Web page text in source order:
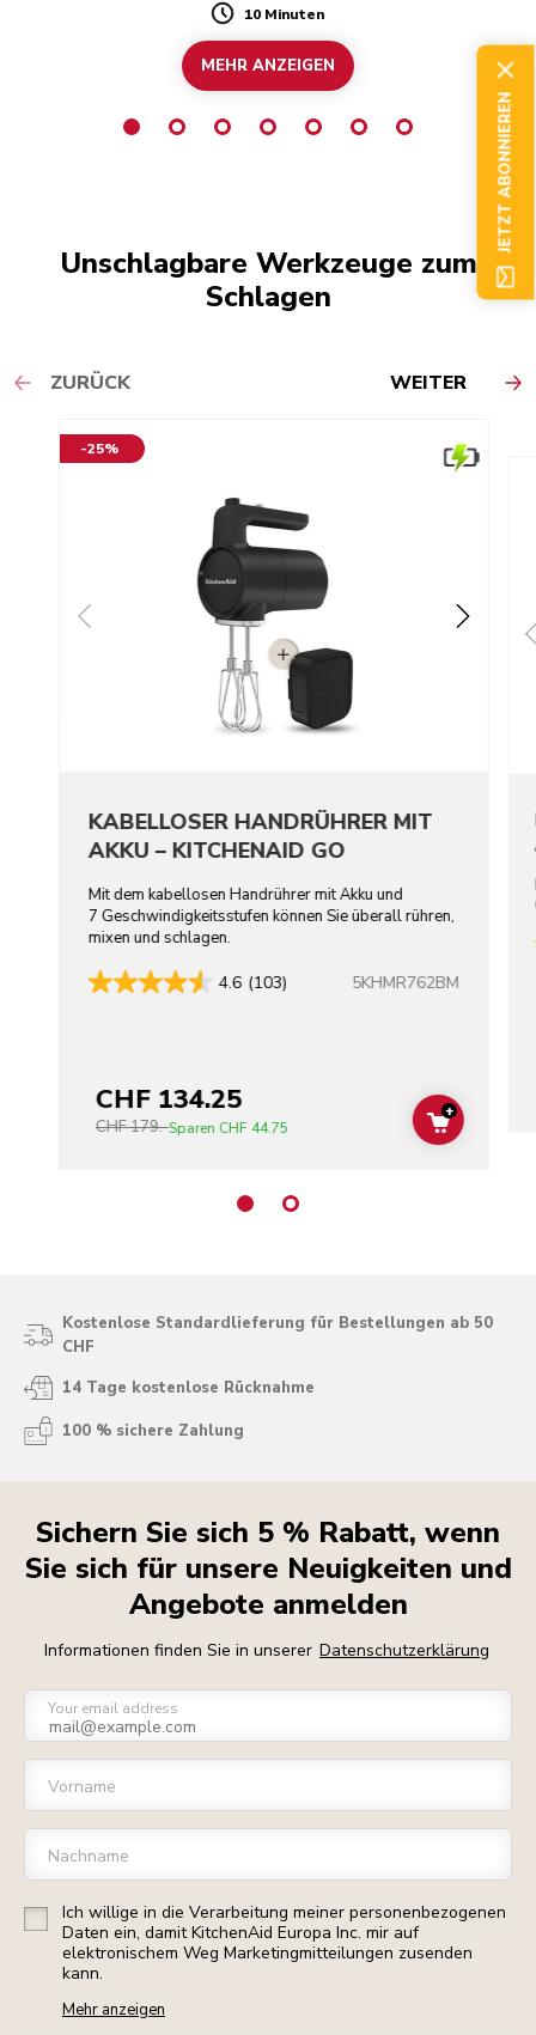
Duration
10 Minuten
MEHR ANZEIGEN
Unschlagbare Werkzeuge zum
Schlagen
ZURÜCK WEITER
-25%
KABELLOSER HANDRÜHRER MIT
AKKU – KITCHENAID GO
Mit dem kabellosen Handrührer mit Akku und
7 Geschwindigkeitsstufen können Sie überall rühren,
mixen und schlagen.
4.6 (103) 5KHMR762BM
CHF 134.25
CHF 179.-Sparen CHF 44.75 ADD TO
+
Kostenlose Standardlieferung für Bestellungen ab 50
CHF
14 Tage kostenlose Rücknahme
100 % sichere Zahlung
Sichern Sie sich 5 % Rabatt, wenn
Sie sich für unsere Neuigkeiten und
Angebote anmelden
Informationen finden Sie in unserer Datenschutzerklärung
Your email address
Vorname
Nachname
Ich willige in die Verarbeitung meiner personenbezogenen
Daten ein, damit KitchenAid Europa Inc. mir auf
elektronischem Weg Marketingmitteilungen zusenden
kann.
Mehr anzeigen
JETZT ABONNIEREN